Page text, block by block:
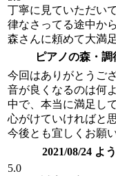
丁寧に見ていただい
律なさってる途中か
森さんに頼めて大満
ピアノの森・
今回はありがとうご
音が良くなるのは何
中で、本当に満足し
心がけていければと
今後とも宜しくお願
2021/08/24 よ
5.0